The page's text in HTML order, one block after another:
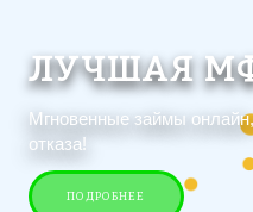
ЛУЧШАЯ
Мгновенные займы
отказа!
ПОДРОБНЕЕ